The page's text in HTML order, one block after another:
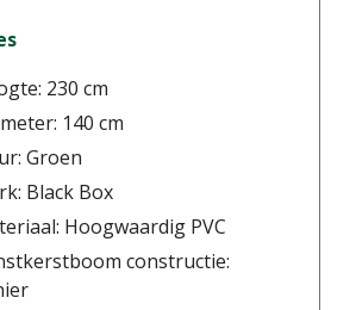
230 cm
140 cm
Groen
Black Box
Hoogwaardig PVC
constructie: